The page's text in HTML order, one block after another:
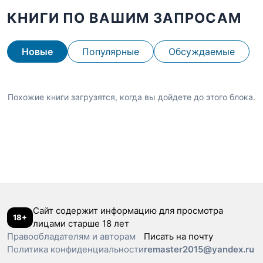
КНИГИ ПО ВАШИМ ЗАПРОСАМ
Новые Популярные Обсуждаемые
Похожие книги загрузятся, когда вы дойдете до этого блока.
18+
Сайт содержит информацию для просмотра
лицами старше 18 лет
Правообладателям и авторам
Политика конфиденциальности
Писать на почту
remaster2015@yandex.ru